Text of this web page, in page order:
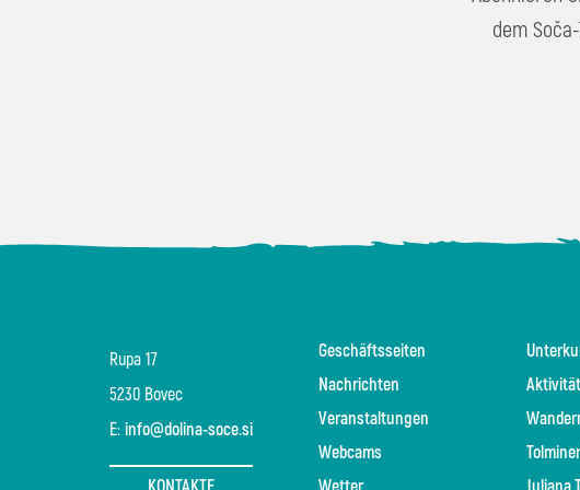
dem
Rupa 17
5230 Bovec
E: info@dolina-soce.si
Geschäftsseiten
Nachrichten
Veranstaltungen
Webcams